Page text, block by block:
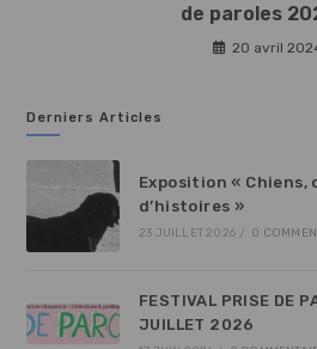
de paroles
20 avril
Derniers Articles
Exposition « Chiens,
d’histoires »
23 JUILLET 2026 / 0
FESTIVAL PRISE DE
JUILLET 2026